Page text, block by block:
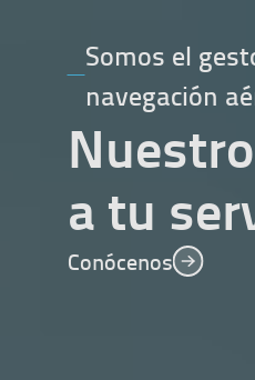
Somos el
navegación
a tu
Conócenos